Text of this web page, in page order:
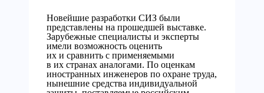
Новейшие разработки СИЗ были
представлены на прошедшей выставке.
Зарубежные специалисты и эксперты
имели возможность оценить
их и сравнить с применяемыми
в их странах аналогами. По оценкам
иностранных инженеров по охране труда,
нынешние средства индивидуальной